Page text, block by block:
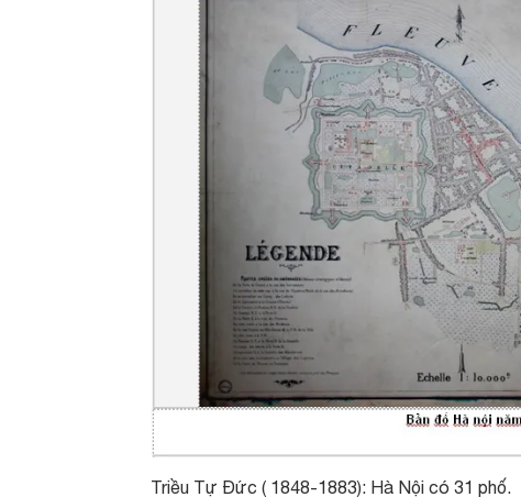
Triều Tự Đức ( 1848-1883): Hà Nội có 31 phố.